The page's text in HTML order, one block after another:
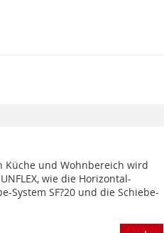
Küche und Wohnbereich wird
wie die Horizontal-
System SF?20 und die Schiebe-